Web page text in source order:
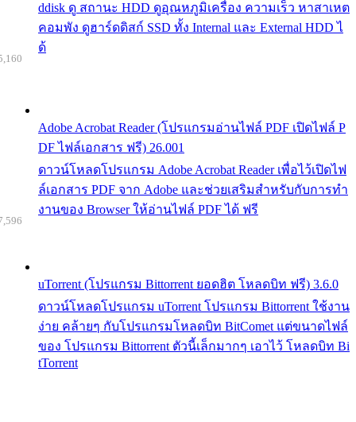
ddisk ดู สถานะ HDD ดูอุณหภูมิเครื่อง ความเร็ว หาสาเหต
คอมพัง ดูฮาร์ดดิสก์ SSD ทั้ง Internal และ External HDD ไ
ด้
Adobe Acrobat Reader (โปรแกรมอ่านไฟล์ PDF เปิดไฟล์ P
DF ไฟล์เอกสาร ฟรี) 26.001
ดาวน์โหลดโปรแกรม Adobe Acrobat Reader เพื่อไว้เปิดไฟ
ล์เอกสาร PDF จาก Adobe และช่วยเสริมสำหรับกับการทำ
งานของ Browser ให้อ่านไฟล์ PDF ได้ ฟรี
uTorrent (โปรแกรม Bittorrent ยอดฮิต โหลดบิท ฟรี) 3.6.0
ดาวน์โหลดโปรแกรม uTorrent โปรแกรม Bittorrent ใช้งาน
ง่าย คล้ายๆ กับโปรแกรมโหลดบิท BitComet แต่ขนาดไฟล์
ของ โปรแกรม Bittorrent ตัวนี้เล็กมากๆ เอาไว้ โหลดบิท Bi
tTorrent